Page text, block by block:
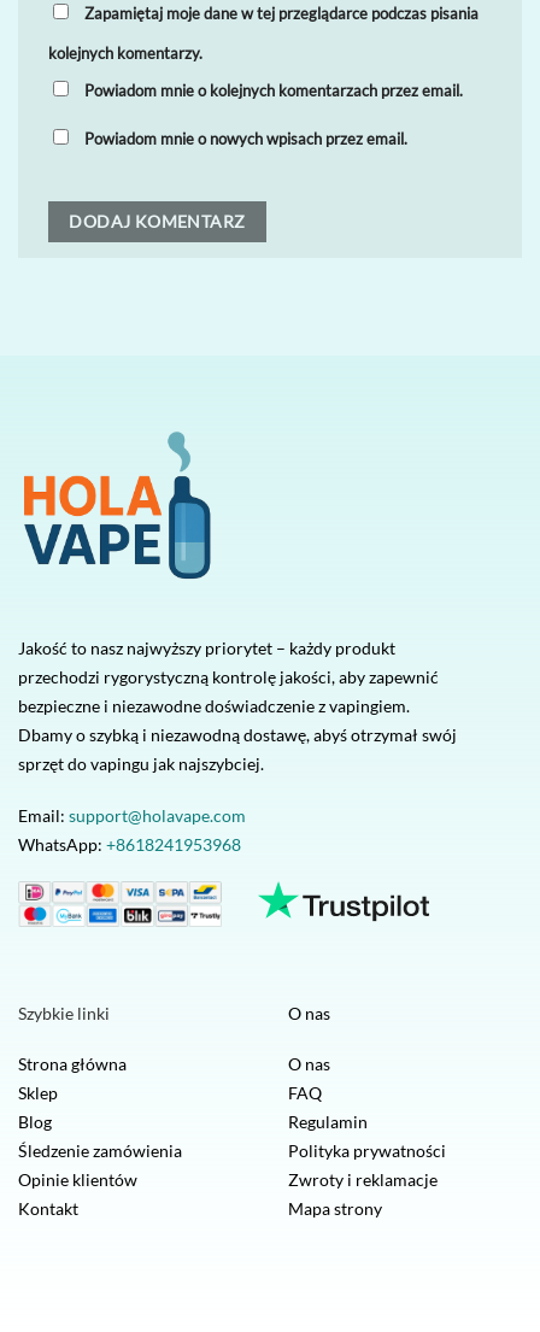
Zapamiętaj moje dane w tej przeglądarce podczas pisania
kolejnych komentarzy.
Powiadom mnie o kolejnych komentarzach przez email.
Powiadom mnie o nowych wpisach przez email.
Jakość to nasz najwyższy priorytet – każdy produkt
przechodzi rygorystyczną kontrolę jakości, aby zapewnić
bezpieczne i niezawodne doświadczenie z vapingiem.
Dbamy o szybką i niezawodną dostawę, abyś otrzymał swój
sprzęt do vapingu jak najszybciej.
Email: support@holavape.com
WhatsApp: +8618241953968
Szybkie linki
Strona główna
Sklep
Blog
Śledzenie zamówienia
Opinie klientów
Kontakt
O nas
O nas
FAQ
Regulamin
Polityka prywatności
Zwroty i reklamacje
Mapa strony